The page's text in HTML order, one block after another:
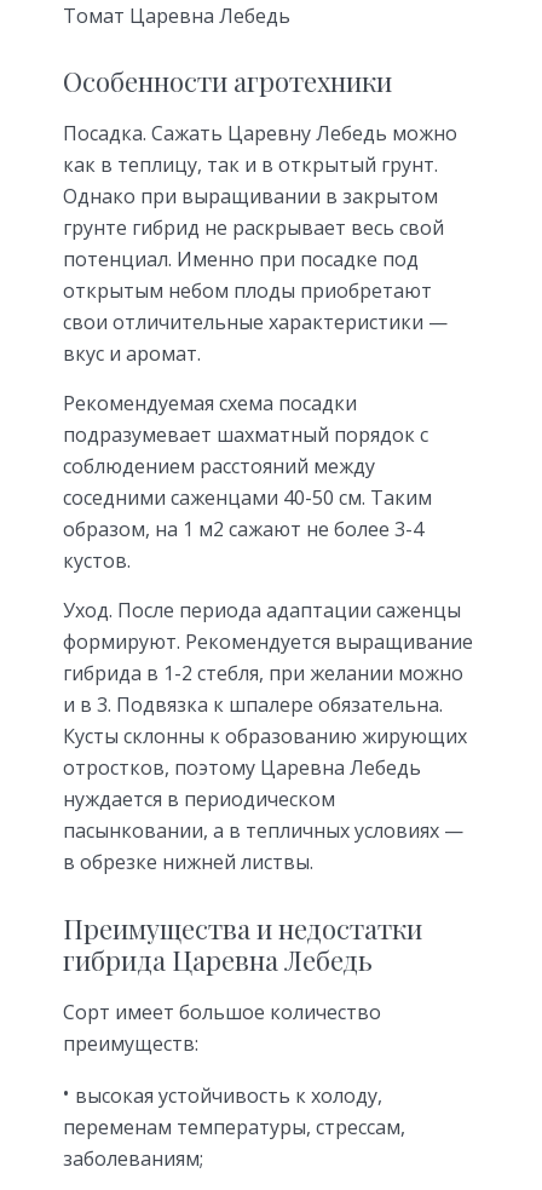
Томат Царевна Лебедь
Особенности агротехники
Посадка. Сажать Царевну Лебедь можно
как в теплицу, так и в открытый грунт.
Однако при выращивании в закрытом
грунте гибрид не раскрывает весь свой
потенциал. Именно при посадке под
открытым небом плоды приобретают
свои отличительные характеристики —
вкус и аромат.
Рекомендуемая схема посадки
подразумевает шахматный порядок с
соблюдением расстояний между
соседними саженцами 40-50 см. Таким
образом, на 1 м2 сажают не более 3-4
кустов.
Уход. После периода адаптации саженцы
формируют. Рекомендуется выращивание
гибрида в 1-2 стебля, при желании можно
и в 3. Подвязка к шпалере обязательна.
Кусты склонны к образованию жирующих
отростков, поэтому Царевна Лебедь
нуждается в периодическом
пасынковании, а в тепличных условиях —
в обрезке нижней листвы.
Преимущества и недостатки
гибрида Царевна Лебедь
Сорт имеет большое количество
преимуществ:
высокая устойчивость к холоду,
переменам температуры, стрессам,
заболеваниям;